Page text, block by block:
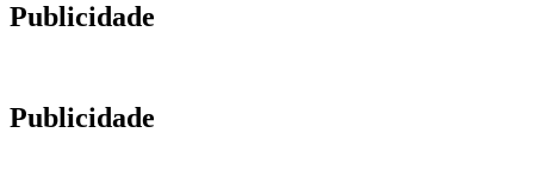
Publicidade
Publicidade